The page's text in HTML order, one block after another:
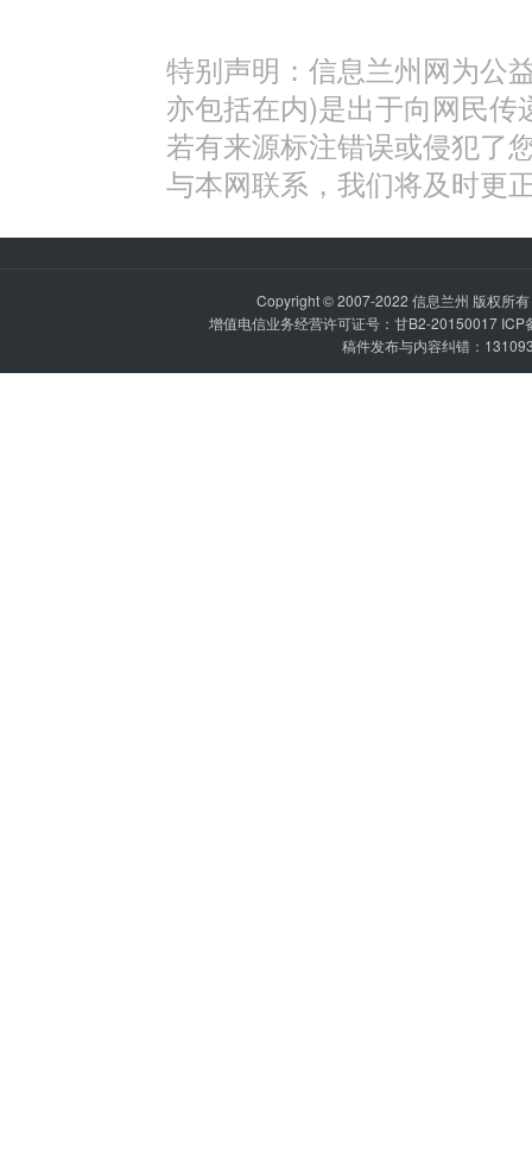
特别声明：信息兰州网为公
亦包括在内)是出于向网民
若有来源标注错误或侵犯了
与本网联系，我们将及时更
Copyright © 2007-2022 信息兰州 版权所
增值电信业务经营许可证号：甘B2-20150017 ICP
稿件发布与内容纠错：